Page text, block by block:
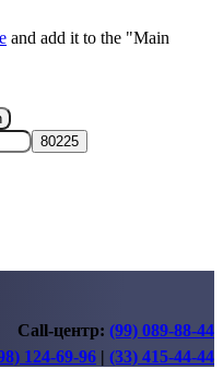
and add it to the "Main
Call-центр: (99) 089-88-44
124-69-96 | (33) 415-44-44